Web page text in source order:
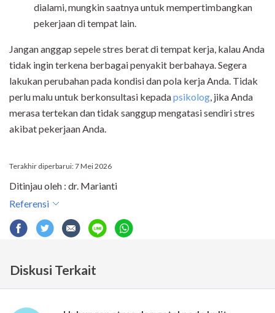
dialami, mungkin saatnya untuk mempertimbangkan
pekerjaan di tempat lain.
Jangan anggap sepele stres berat di tempat kerja, kalau Anda
tidak ingin terkena berbagai penyakit berbahaya. Segera
lakukan perubahan pada kondisi dan pola kerja Anda. Tidak
perlu malu untuk berkonsultasi kepadapsikolog , jika Anda
merasa tertekan dan tidak sanggup mengatasi sendiri stres
akibat pekerjaan Anda.
Terakhir diperbarui: 7 Mei 2026